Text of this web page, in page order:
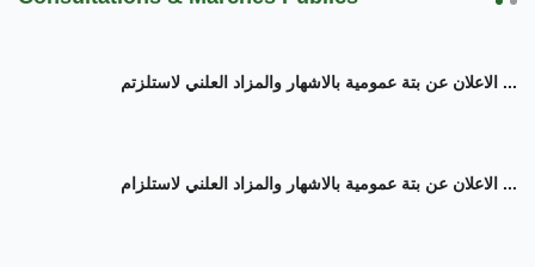
الاعلان عن بتة عمومية بالاشهار والمزاد العلني لاستلزتم ...
الاعلان عن بتة عمومية بالاشهار والمزاد العلني لاستلزام ...